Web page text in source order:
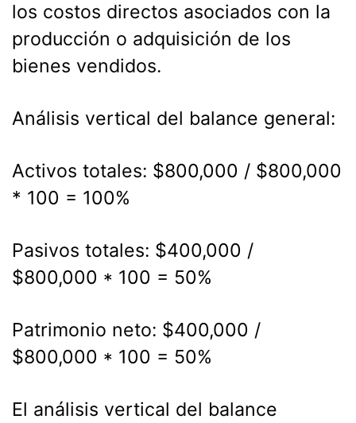
los costos directos asociados con la
producción o adquisición de los
bienes vendidos.
Análisis vertical del balance general:
Activos totales: $800,000 / $800,000
* 100 = 100%
Pasivos totales: $400,000 /
$800,000 * 100 = 50%
Patrimonio neto: $400,000 /
$800,000 * 100 = 50%
El análisis vertical del balance